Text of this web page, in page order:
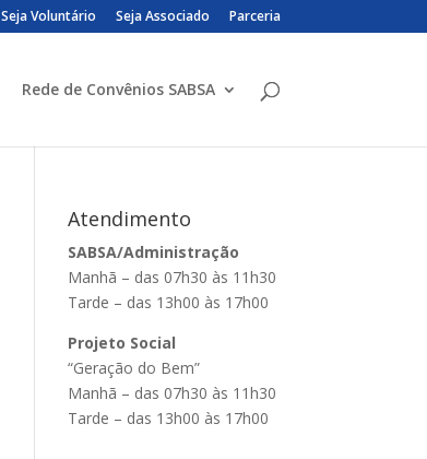
Seja Voluntário Seja Associado Parceria
Rede de Convênios SABSA
Atendimento
SABSA/Administração
Manhã – das 07h30 às 11h30
Tarde – das 13h00 às 17h00
Projeto Social
“Geração do Bem”
Manhã – das 07h30 às 11h30
Tarde – das 13h00 às 17h00